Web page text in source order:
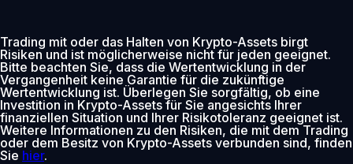
Trading mit oder das Halten von Krypto-Assets birgt
Risiken und ist möglicherweise nicht für jeden geeignet.
Bitte beachten Sie, dass die Wertentwicklung in der
Vergangenheit keine Garantie für die zukünftige
Wertentwicklung ist. Überlegen Sie sorgfältig, ob eine
Investition in Krypto-Assets für Sie angesichts Ihrer
finanziellen Situation und Ihrer Risikotoleranz geeignet ist.
Weitere Informationen zu den Risiken, die mit dem Trading
oder dem Besitz von Krypto-Assets verbunden sind, finden
Sie hier.